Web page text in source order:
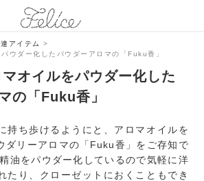
アイテム
>
ウダー化したパウダーアロマの「Fuku香」
オイルをパウダー化した
の「Fuku香」
持ち歩けるようにと、アロマオイルを
ダリーアロマの「Fuku香」をご存知で
油をパウダー化しているので気軽に洋
たり、クローゼットにおくこともでき